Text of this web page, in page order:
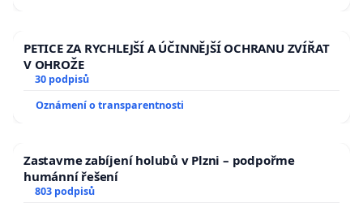
PETICE ZA RYCHLEJŠÍ A ÚČINNĚJŠÍ OCHRANU ZVÍŘAT
V OHROŽE
30 podpisů
Oznámení o transparentnosti
Zastavme zabíjení holubů v Plzni – podpořme
humánní řešení
803 podpisů